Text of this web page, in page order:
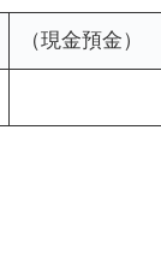
（現金預金）